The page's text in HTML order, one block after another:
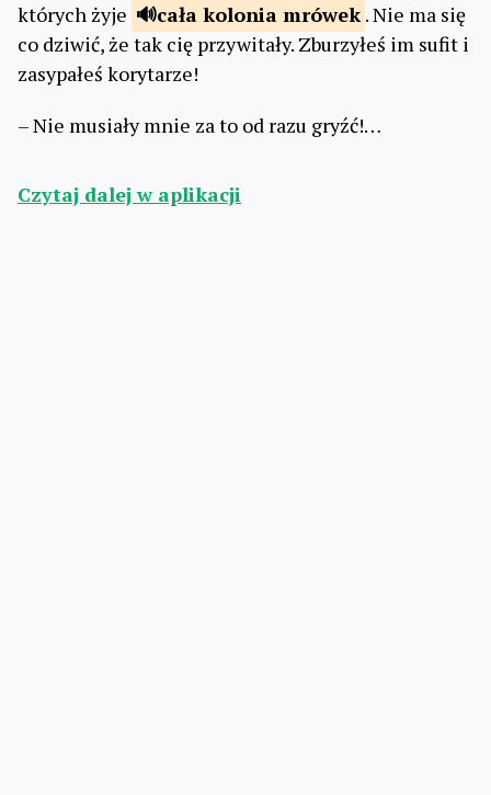
których żyje
cała kolonia mrówek . Nie ma się
co dziwić, że tak cię przywitały. Zburzyłeś im sufit i
zasypałeś korytarze!
– Nie musiały mnie za to od razu gryźć!…
Czytaj dalej w aplikacji